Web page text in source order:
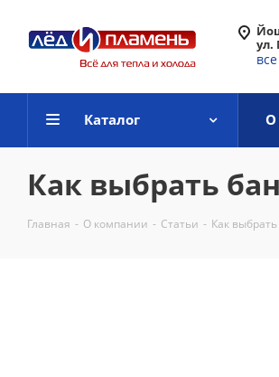
ул.
Каталог О
Как выбрать
Главная - О компании - Статьи - Как